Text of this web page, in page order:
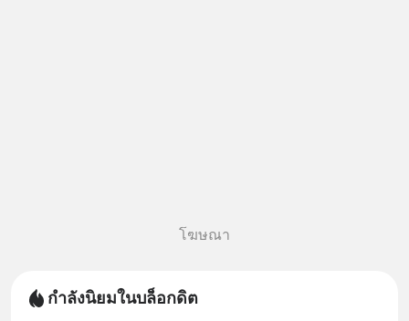
โฆษณา
กำลังนิยมในบล็อกดิต